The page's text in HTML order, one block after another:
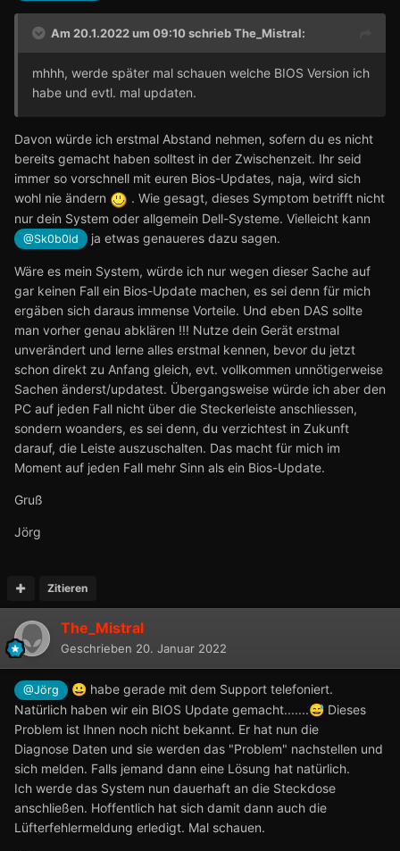
Am 20.1.2022 um 09:10 schriebThe_Mistral:
mhhh, werde später mal schauen welche BIOS Version ich
habe und evtl. mal updaten.
Davon würde ich erstmal Abstand nehmen, sofern du es nicht
bereits gemacht haben solltest in der Zwischenzeit. Ihr seid
immer so vorschnell mit euren Bios-Updates, naja, wird sich
wohl nie ändern
. Wie gesagt, dieses Symptom betrifft nicht
nur dein System oder allgemein Dell-Systeme. Vielleicht kann
@Sk0b0ld ja etwas genaueres dazu sagen.
Wäre es mein System, würde ich nur wegen dieser Sache auf
gar keinen Fall ein Bios-Update machen, es sei denn für mich
ergäben sich daraus immense Vorteile. Und eben DAS sollte
man vorher genau abklären !!! Nutze dein Gerät erstmal
unverändert und lerne alles erstmal kennen, bevor du jetzt
schon direkt zu Anfang gleich, evt. vollkommen unnötigerweise
Sachen änderst/updatest. Übergangsweise würde ich aber den
PC auf jeden Fall nicht über die Steckerleiste anschliessen,
sondern woanders, es sei denn, du verzichtest in Zukunft
darauf, die Leiste auszuschalten. Das macht für mich im
Moment auf jeden Fall mehr Sinn als ein Bios-Update.
Gruß
Jörg
Zitieren
The_Mistral
Geschrieben 20. Januar 2022
@Jörg 😀 habe gerade mit dem Support telefoniert.
Natürlich haben wir ein BIOS Update gemacht.......😅 Dieses
Problem ist Ihnen noch nicht bekannt. Er hat nun die
Diagnose Daten und sie werden das "Problem" nachstellen und
sich melden. Falls jemand dann eine Lösung hat natürlich.
Ich werde das System nun dauerhaft an die Steckdose
anschließen. Hoffentlich hat sich damit dann auch die
Lüfterfehlermeldung erledigt. Mal schauen.